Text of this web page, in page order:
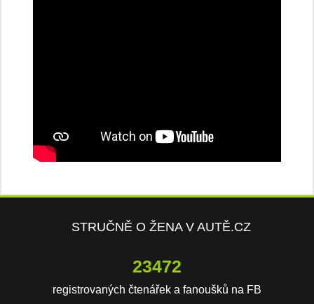
STRUČNĚ O ŽENA V AUTĚ.CZ
23472
registrovaných čtenářek a fanoušků na FB